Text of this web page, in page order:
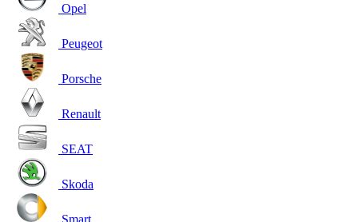
Opel
Peugeot
Porsche
Renault
SEAT
Skoda